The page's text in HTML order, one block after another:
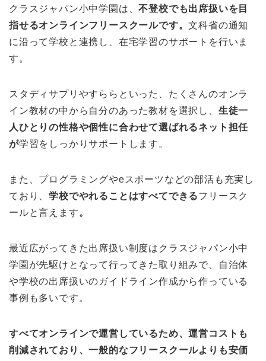
クラスジャパン小中学園は、不登校でも出席扱いを目
指せるオンラインフリースクールです。文科省の通知
に沿って学校と連携し、在宅学習のサポートを行いま
す。
スタディサプリやすららといった、たくさんのオンラ
イン教材の中から自分のあった教材を選択し、 生徒一
人ひとりの性格や個性に合わせて選ばれるネット担任
が学習をしっかりサポートします。
また、プログラミングやeスポーツなどの部活も充実し
ており、学校でやれることはすべてできるフリースク
ールと言えます。
最近広がってきた出席扱い制度はクラスジャパン小中
学園が先駆けとなって行ってきた取り組みで、自治体
や学校の出席扱いのガイドライン作成から作っている
事例も多いです。
すべてオンラインで運営しているため、運営コストも
削減されており、一般的なフリースクールよりも安価